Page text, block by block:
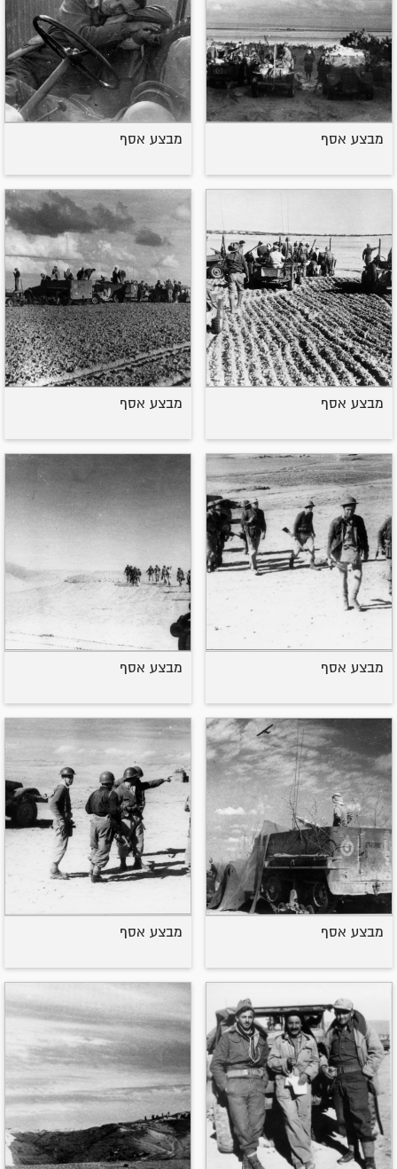
מבצע אסף מבצע אסף
מבצע אסף מבצע אסף
מבצע אסף מבצע אסף
מבצע אסף מבצע אסף